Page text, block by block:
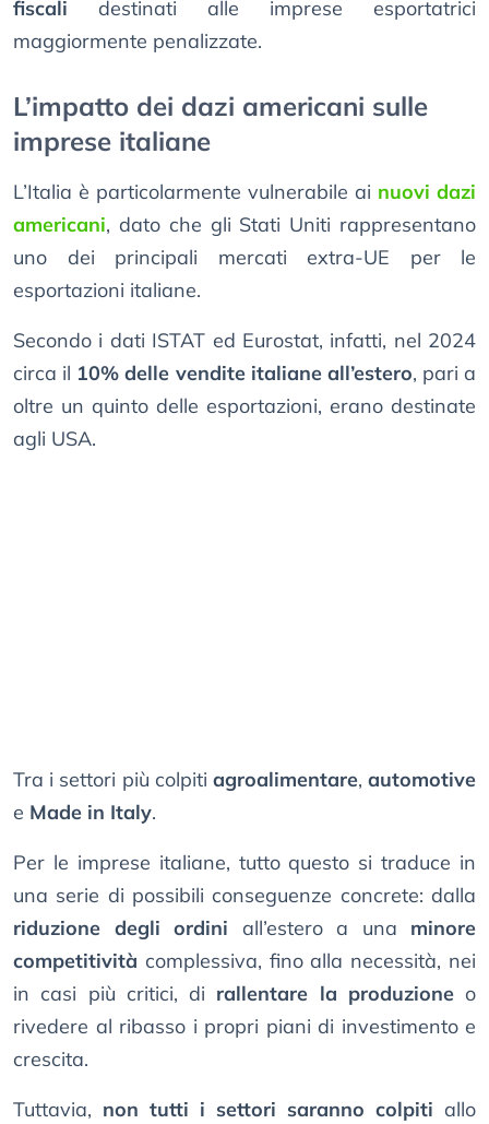
fiscali destinati alle imprese esportatrici
maggiormente penalizzate.
L’impatto dei dazi americani sulle
imprese italiane
L’Italia è particolarmente vulnerabile ai nuovi dazi
americani, dato che gli Stati Uniti rappresentano
uno dei principali mercati extra-UE per le
esportazioni italiane.
Secondo i dati ISTAT ed Eurostat, infatti, nel 2024
circa il 10% delle vendite italiane all’estero, pari a
oltre un quinto delle esportazioni, erano destinate
agli USA.
Tra i settori più colpiti agroalimentare,automotive
e Made in Italy.
Per le imprese italiane, tutto questo si traduce in
una serie di possibili conseguenze concrete: dalla
riduzione degli ordini all’estero a una minore
competitività complessiva, fino alla necessità, nei
in casi più critici, di rallentare la produzioneo
rivedere al ribasso i propri piani di investimento e
crescita.
Tuttavia, non tutti i settori saranno colpiti allo